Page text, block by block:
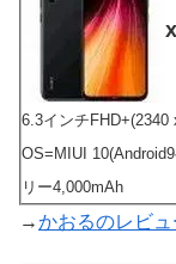
6.3インチFHD+(2340
OS=MIUI
リー4,000mAh
→かおるのレビュ